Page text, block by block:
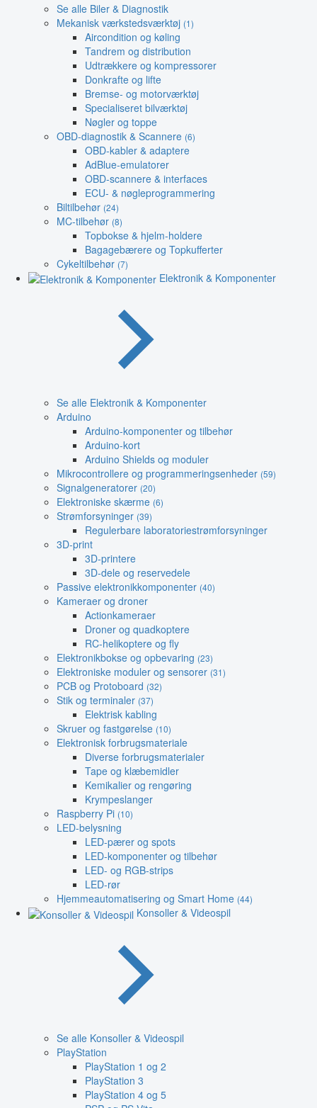
Se alle Biler & Diagnostik
Mekanisk værkstedsværktøj (1)
Aircondition og køling
Tandrem og distribution
Udtrækkere og kompressorer
Donkrafte og lifte
Bremse- og motorværktøj
Specialiseret bilværktøj
Nøgler og toppe
OBD-diagnostik & Scannere (6)
OBD-kabler & adaptere
AdBlue-emulatorer
OBD-scannere & interfaces
ECU- & nøgleprogrammering
Biltilbehør (24)
MC-tilbehør (8)
Topbokse & hjelm-holdere
Bagagebærere og Topkufferter
Cykeltilbehør (7)
Elektronik & Komponenter
Se alle Elektronik & Komponenter
Arduino
Arduino-komponenter og tilbehør
Arduino-kort
Arduino Shields og moduler
Mikrocontrollere og programmeringsenheder (59)
Signalgeneratorer (20)
Elektroniske skærme (6)
Strømforsyninger (39)
Regulerbare laboratoriestrømforsyninger
3D-print
3D-printere
3D-dele og reservedele
Passive elektronikkomponenter (40)
Kameraer og droner
Actionkameraer
Droner og quadkoptere
RC-helikoptere og fly
Elektronikbokse og opbevaring (23)
Elektroniske moduler og sensorer (31)
PCB og Protoboard (32)
Stik og terminaler (37)
Elektrisk kabling
Skruer og fastgørelse (10)
Elektronisk forbrugsmateriale
Diverse forbrugsmaterialer
Tape og klæbemidler
Kemikalier og rengøring
Krympeslanger
Raspberry Pi (10)
LED-belysning
LED-pærer og spots
LED-komponenter og tilbehør
LED- og RGB-strips
LED-rør
Hjemmeautomatisering og Smart Home (44)
Konsoller & Videospil
Se alle Konsoller & Videospil
PlayStation
PlayStation 1 og 2
PlayStation 3
PlayStation 4 og 5